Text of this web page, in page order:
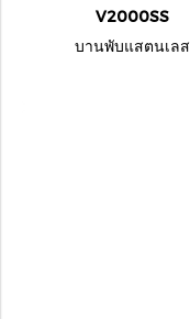
V2000SS
บานพับแสตนเลส